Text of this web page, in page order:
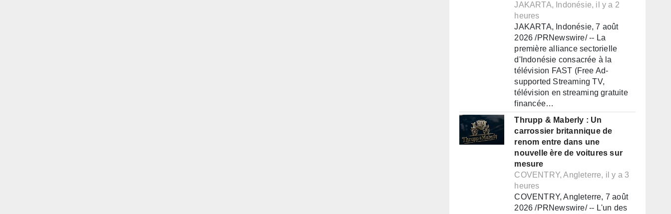
JAKARTA, Indonésie, il y a 2
heures
JAKARTA, Indonésie, 7 août
2026 /PRNewswire/ -- La
première alliance sectorielle
d'Indonésie consacrée à la
télévision FAST (Free Ad-
supported Streaming TV,
télévision en streaming gratuite
financée…
Thrupp & Maberly : Un
carrossier britannique de
renom entre dans une
nouvelle ère de voitures sur
mesure
COVENTRY, Angleterre, il y a 3
heures
COVENTRY, Angleterre, 7 août
2026 /PRNewswire/ -- L'un des